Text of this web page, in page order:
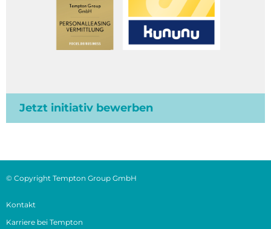
Jetzt initiativ bewerben
© Copyright Tempton Group GmbH
Kontakt
Karriere bei Tempton